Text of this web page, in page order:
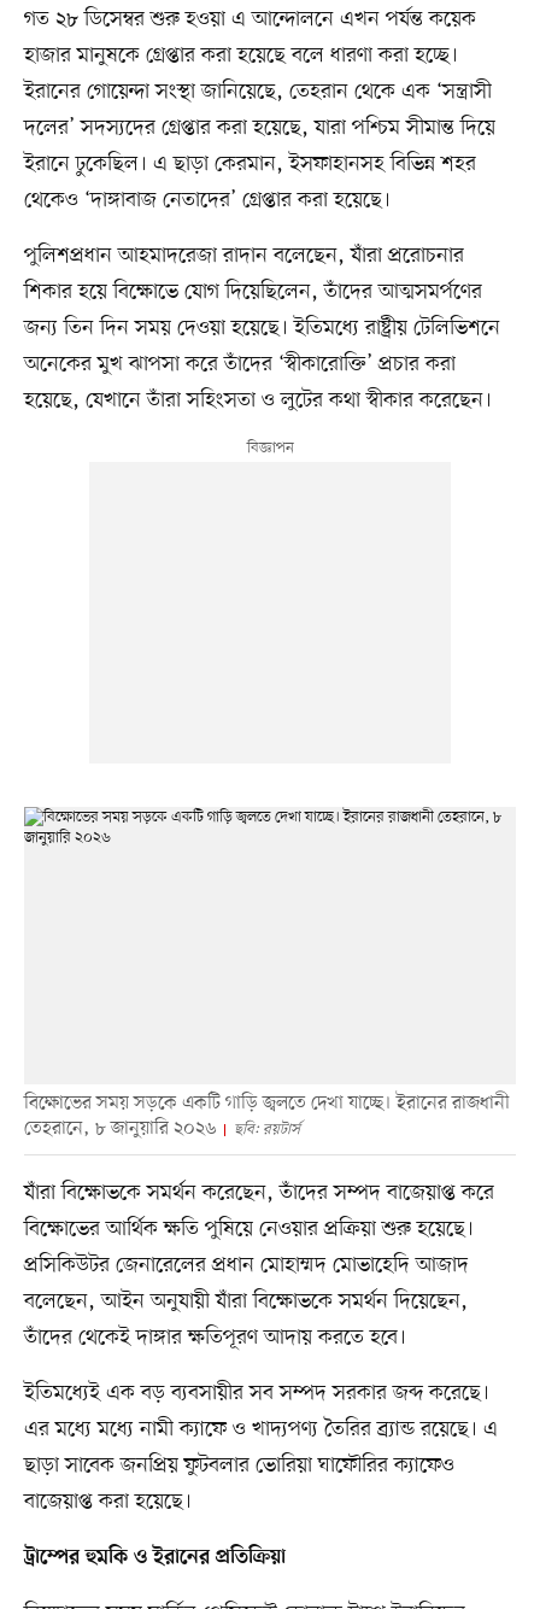
গত ২৮ ডিসেম্বর শুরু হওয়া এ আন্দোলনে এখন পর্যন্ত কয়েক
হাজার মানুষকে গ্রেপ্তার করা হয়েছে বলে ধারণা করা হচ্ছে।
ইরানের গোয়েন্দা সংস্থা জানিয়েছে, তেহরান থেকে এক ‘সন্ত্রাসী
দলের’ সদস্যদের গ্রেপ্তার করা হয়েছে, যারা পশ্চিম সীমান্ত দিয়ে
ইরানে ঢুকেছিল। এ ছাড়া কেরমান, ইসফাহানসহ বিভিন্ন শহর
থেকেও ‘দাঙ্গাবাজ নেতাদের’ গ্রেপ্তার করা হয়েছে।
পুলিশপ্রধান আহমাদরেজা রাদান বলেছেন, যাঁরা প্ররোচনার
শিকার হয়ে বিক্ষোভে যোগ দিয়েছিলেন, তাঁদের আত্মসমর্পণের
জন্য তিন দিন সময় দেওয়া হয়েছে। ইতিমধ্যে রাষ্ট্রীয় টেলিভিশনে
অনেকের মুখ ঝাপসা করে তাঁদের ‘স্বীকারোক্তি’ প্রচার করা
হয়েছে, যেখানে তাঁরা সহিংসতা ও লুটের কথা স্বীকার করেছেন।
বিক্ষোভের সময় সড়কে একটি গাড়ি জ্বলতে দেখা যাচ্ছে। ইরানের রাজধানী
তেহরানে, ৮ জানুয়ারি ২০২৬
ছবি: রয়টার্স
যাঁরা বিক্ষোভকে সমর্থন করেছেন, তাঁদের সম্পদ বাজেয়াপ্ত করে
বিক্ষোভের আর্থিক ক্ষতি পুষিয়ে নেওয়ার প্রক্রিয়া শুরু হয়েছে।
প্রসিকিউটর জেনারেলের প্রধান মোহাম্মদ মোভাহেদি আজাদ
বলেছেন, আইন অনুযায়ী যাঁরা বিক্ষোভকে সমর্থন দিয়েছেন,
তাঁদের থেকেই দাঙ্গার ক্ষতিপূরণ আদায় করতে হবে।
ইতিমধ্যেই এক বড় ব্যবসায়ীর সব সম্পদ সরকার জব্দ করেছে।
এর মধ্যে মধ্যে নামী ক্যাফে ও খাদ্যপণ্য তৈরির ব্র্যান্ড রয়েছে। এ
ছাড়া সাবেক জনপ্রিয় ফুটবলার ভোরিয়া ঘাফৌরির ক্যাফেও
বাজেয়াপ্ত করা হয়েছে।
ট্রাম্পের হুমকি ও ইরানের প্রতিক্রিয়া